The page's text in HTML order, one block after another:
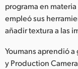
programa en
empleó sus
añadir textura a las
Youmans aprendió
y Production